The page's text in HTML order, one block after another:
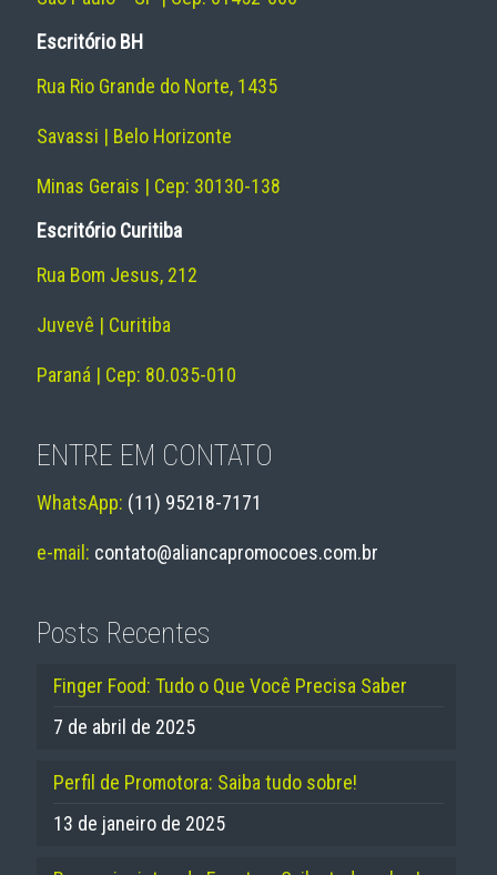
Escritório BH
Rua Rio Grande do Norte, 1435
Savassi | Belo Horizonte
Minas Gerais | Cep: 30130-138
Escritório Curitiba
Rua Bom Jesus, 212
Juvevê | Curitiba
Paraná | Cep: 80.035-010
ENTRE EM CONTATO
WhatsApp: (11) 95218-7171
e-mail: contato@aliancapromocoes.com.br
Posts Recentes
Finger Food: Tudo o Que Você Precisa Saber
7 de abril de 2025
Perfil de Promotora: Saiba tudo sobre!
13 de janeiro de 2025